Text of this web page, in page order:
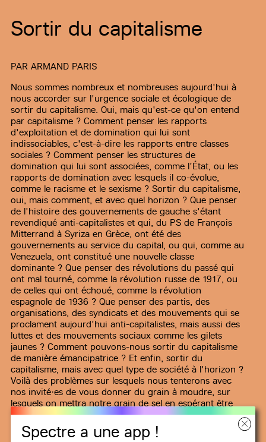
Spectre a une app !
Sortir du capitalisme
PARARMAND PARIS
Nous sommes nombreux et nombreuses aujourd'hui à
nous accorder sur l'urgence sociale et écologique de
sortir du capitalisme. Oui, mais qu'est-ce qu'on entend
par capitalisme ? Comment penser les rapports
d'exploitation et de domination qui lui sont
indissociables, c'est-à-dire les rapports entre classes
sociales ? Comment penser les structures de
domination qui lui sont associées, comme l’État, ou les
rapports de domination avec lesquels il co-évolue,
comme le racisme et le sexisme ? Sortir du capitalisme,
oui, mais comment, et avec quel horizon ? Que penser
de l'histoire des gouvernements de gauche s'étant
revendiqué anti-capitalistes et qui, du PS de François
Mitterrand à Syriza en Grèce, ont été des
gouvernements au service du capital, ou qui, comme au
Venezuela, ont constitué une nouvelle classe
dominante ? Que penser des révolutions du passé qui
ont mal tourné, comme la révolution russe de 1917, ou
de celles qui ont échoué, comme la révolution
espagnole de 1936 ? Que penser des partis, des
organisations, des syndicats et des mouvements qui se
proclament aujourd'hui anti-capitalistes, mais aussi des
luttes et des mouvements sociaux comme les gilets
jaunes ? Comment pouvons-nous sortir du capitalisme
de manière émancipatrice ? Et enfin, sortir du
capitalisme, mais avec quel type de société à l'horizon ?
Voilà des problèmes sur lesquels nous tenterons avec
nos invité·es de vous donner du grain à moudre, sur
lesquels on mettra notre grain de sel en espérant être
un grain de sable dans la machine, chaque mois sur
Spectre.
Voir plus